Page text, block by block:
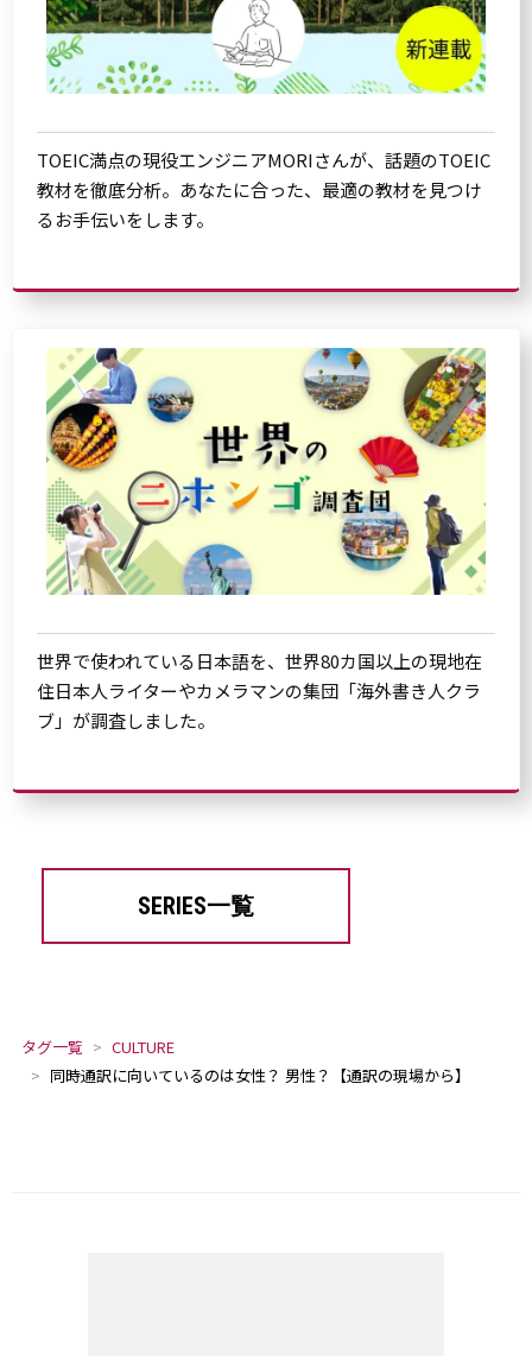
TOEIC満点の現役エンジニアMORIさんが、話題のTOEIC
教材を徹底分析。あなたに合った、最適の教材を見つけ
るお手伝いをします。
世界で使われている日本語を、世界80カ国以上の現地在
住日本人ライターやカメラマンの集団「海外書き人クラ
ブ」が調査しました。
SERIES一覧
タグ一覧
CULTURE
同時通訳に向いているのは女性？ 男性？【通訳の現場から】